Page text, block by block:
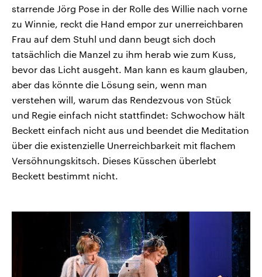
starrende Jörg Pose in der Rolle des Willie nach vorne
zu Winnie, reckt die Hand empor zur unerreichbaren
Frau auf dem Stuhl und dann beugt sich doch
tatsächlich die Manzel zu ihm herab wie zum Kuss,
bevor das Licht ausgeht. Man kann es kaum glauben,
aber das könnte die Lösung sein, wenn man
verstehen will, warum das Rendezvous von Stück
und Regie einfach nicht stattfindet: Schwochow hält
Beckett einfach nicht aus und beendet die Meditation
über die existenzielle Unerreichbarkeit mit flachem
Versöhnungskitsch. Dieses Küsschen überlebt
Beckett bestimmt nicht.